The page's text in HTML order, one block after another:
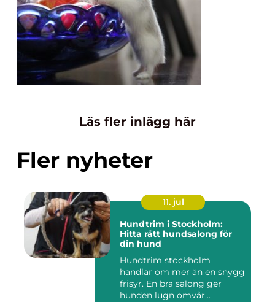
Läs fler inlägg här
Fler nyheter
11. jul
Hundtrim i Stockholm:
Hitta rätt hundsalong för
din hund
Hundtrim stockholm
handlar om mer än en snygg
frisyr. En bra salong ger
hunden lugn omvår...